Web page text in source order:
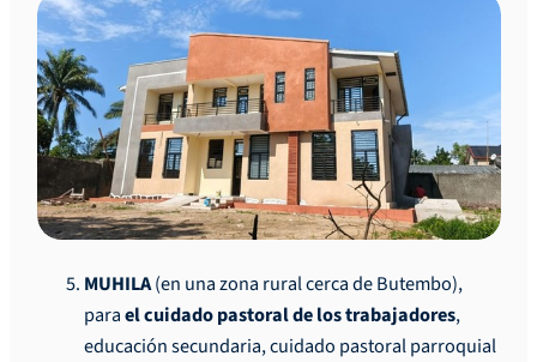
MUHILA(en una zona rural cerca de Butembo),
parael cuidado pastoral de los trabajadores,
educación secundaria, cuidado pastoral parroquial